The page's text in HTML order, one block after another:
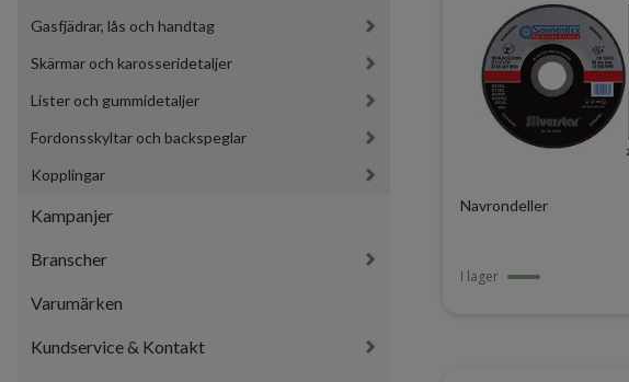
Gasfjädrar, lås och handtag
Skärmar och karosseridetaljer
Lister och gummidetaljer
Fordonsskyltar och backspeglar
Kopplingar
Kampanjer
Branscher
Varumärken
Kundservice & Kontakt
Navrondeller
I lager